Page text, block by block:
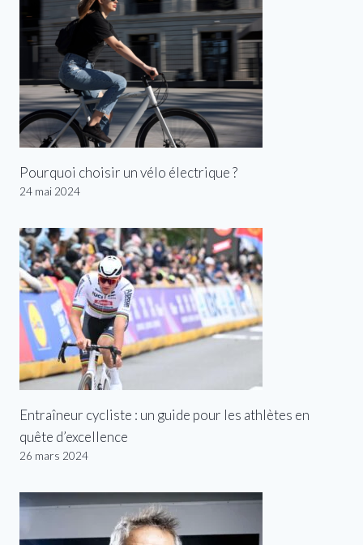
Pourquoi choisir un vélo électrique ?
24 mai 2024
Entraîneur cycliste : un guide pour les athlètes en
quête d’excellence
26 mars 2024